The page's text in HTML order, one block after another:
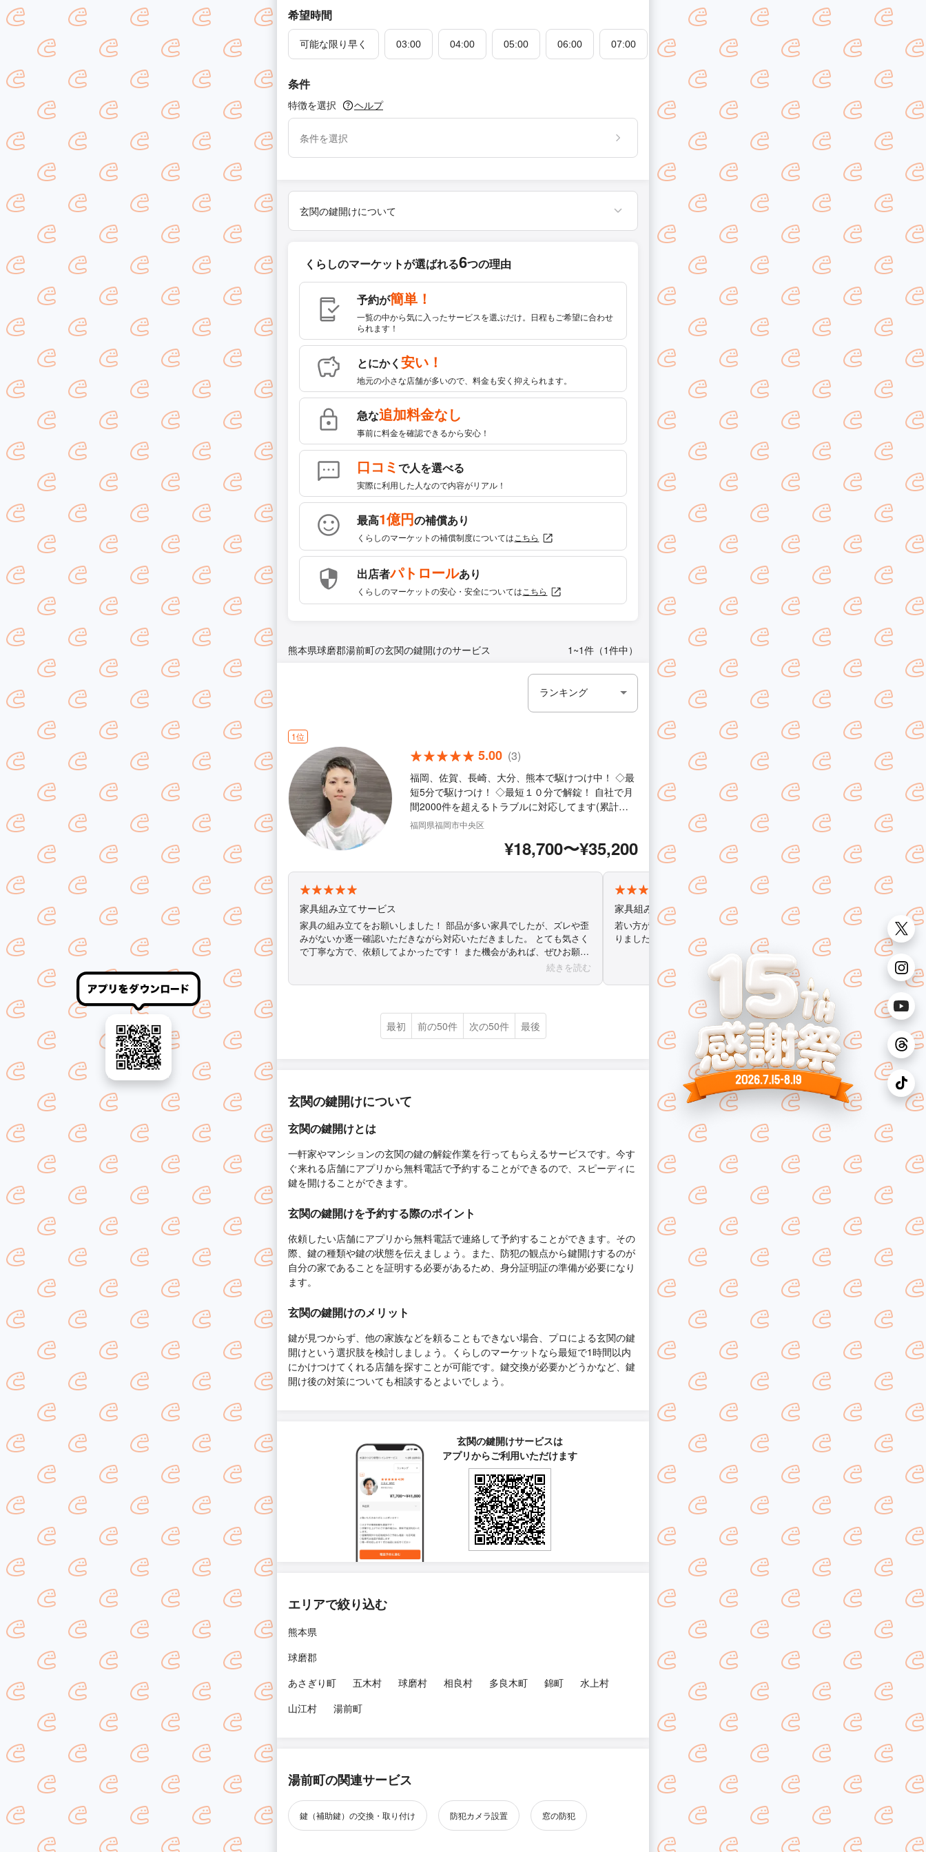
希望時間
可能な限り早く 03:00 04:00 05:00 06:00 07:00 08:00 09:00 10:00 11:00
条件
特徴を選択 ヘルプ
条件を選択
玄関の鍵開けについて
くらしのマーケットが選ばれる6つの理由
予約が簡単！
一覧の中から気に入ったサービスを選ぶだけ。日程もご希望に合わせ
られます！
とにかく安い！
地元の小さな店舗が多いので、料金も安く抑えられます。
急な追加料金なし
事前に料金を確認できるから安心！
口コミで人を選べる
実際に利用した人なので内容がリアル！
最高1億円の補償あり
くらしのマーケットの補償制度については こちら
出店者パトロールあり
くらしのマーケットの安心・安全については こちら
熊本県球磨郡湯前町の玄関の鍵開けのサービス 1~1件（1件中）
1位
5.00 (3)
福岡、佐賀、長崎、大分、熊本で駆けつけ中！ ◇最
短5分で駆けつけ！ ◇最短１０分で解錠！ 自社で月
間2000件を超えるトラブルに対応してます(累計５
万件） ◇作業や仕上がりにご不満の場合は、無料で
ご予約も相談・対応可能 ◇駐車場代当店負担 ◇お客
福岡県福岡市中央区
¥18,700〜¥35,200
家具組み立てサービス
家具の組み立てをお願いしました！ 部品が多い家具でしたが、ズレや歪
みがないか逐一確認いただきながら対応いただきました。 とても気さく
で丁寧な方で、依頼してよかったです！ また機会があれば、ぜひお願い
続きを読む
家具組み立てサービス
若い方が来てけれてすごく優しく家具の組み立てしてくれてすごく助か
りました。
最初 前の50件 次の50件 最後
玄関の鍵開けについて
玄関の鍵開けとは
一軒家やマンションの玄関の鍵の解錠作業を行ってもらえるサービスです。今す
ぐ来れる店舗にアプリから無料電話で予約することができるので、スピーディに
鍵を開けることができます。
玄関の鍵開けを予約する際のポイント
依頼したい店舗にアプリから無料電話で連絡して予約することができます。その
際、鍵の種類や鍵の状態を伝えましょう。また、防犯の観点から鍵開けするのが
自分の家であることを証明する必要があるため、身分証明証の準備が必要になり
ます。
玄関の鍵開けのメリット
鍵が見つからず、他の家族などを頼ることもできない場合、プロによる玄関の鍵
開けという選択肢を検討しましょう。くらしのマーケットなら最短で1時間以内
にかけつけてくれる店舗を探すことが可能です。鍵交換が必要かどうかなど、鍵
開け後の対策についても相談するとよいでしょう。
玄関の鍵開けサービスは
アプリからご利用いただけます
エリアで絞り込む
熊本県
球磨郡
あさぎり町
五木村 球磨村 相良村 多良木町 錦町
水上村
山江村
湯前町
湯前町の関連サービス
鍵（補助鍵）の交換・取り付け 防犯カメラ設置 窓の防犯